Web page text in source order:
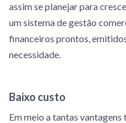
assim se planejar para
um sistema de gestão
financeiros prontos,
necessidade.
Baixo custo
Em meio a tantas